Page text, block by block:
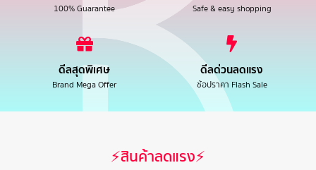
100% Guarantee Safe & easy shopping
ดีลสุดพิเศษ
Brand Mega Offer
ดีลด่วนลดแรง
ช้อปราคา Flash Sale
⚡สินค้าลดแรง⚡